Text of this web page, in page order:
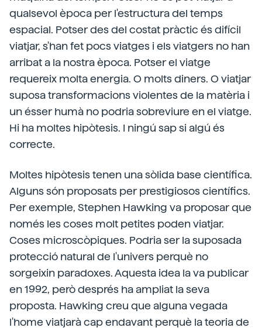
qualsevol època per l'estructura del temps
espacial. Potser des del costat pràctic és difícil
viatjar, s'han fet pocs viatges i els viatgers no han
arribat a la nostra època. Potser el viatge
requereix molta energia. O molts diners. O viatjar
suposa transformacions violentes de la matèria i
un ésser humà no podria sobreviure en el viatge.
Hi ha moltes hipòtesis. I ningú sap si algú és
correcte.
Moltes hipòtesis tenen una sòlida base científica.
Alguns són proposats per prestigiosos científics.
Per exemple, Stephen Hawking va proposar que
només les coses molt petites poden viatjar.
Coses microscòpiques. Podria ser la suposada
protecció natural de l'univers perquè no
sorgeixin paradoxes. Aquesta idea la va publicar
en 1992, però després ha ampliat la seva
proposta. Hawking creu que alguna vegada
l'home viatjarà cap endavant perquè la teoria de